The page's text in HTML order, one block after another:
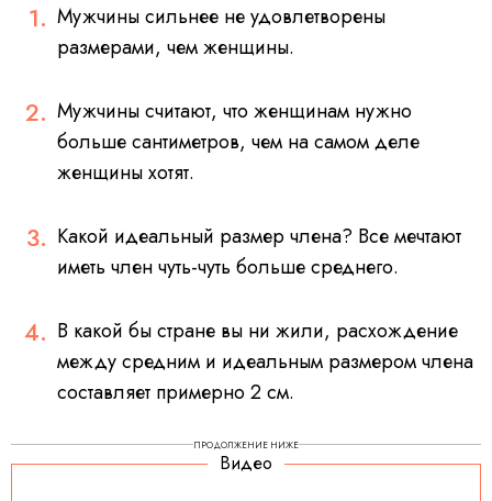
Мужчины сильнее не удовлетворены
размерами, чем женщины.
Мужчины считают, что женщинам нужно
больше сантиметров, чем на самом деле
женщины хотят.
Какой идеальный размер члена? Все мечтают
иметь член чуть-чуть больше среднего.
В какой бы стране вы ни жили, расхождение
между средним и идеальным размером члена
составляет примерно 2 см.
ПРОДОЛЖЕНИЕ НИЖЕ
Видео